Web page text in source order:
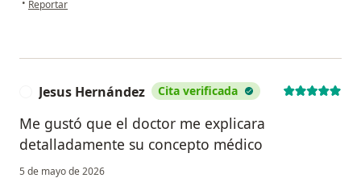
• Reportar
Jesus Hernández Cita verificada
Me gustó que el doctor me explicara
detalladamente su concepto médico
5 de mayo de 2026